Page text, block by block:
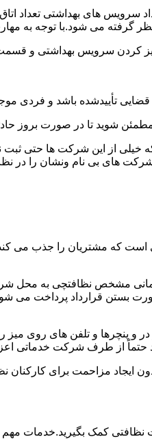
های بهداشتی تعداد
گرفته می شود.با توجه به
کردن سرویس بهداشتی و
تأییدشده باشد و فردی
شوید تا در صورت بروز
خیلی از این شرکت ها حتی
های بی نام ونشان را در
است که مشتریان را جذب
مشخص نظافتچی به محل
صورت بستن قرارداد پرداخت
در و پنچرها و تلفن های روی
حتماً از طرف شرکت خدماتی
ایجاد مزاحمت برای کارکنان
کمک بگیرید.خدمات